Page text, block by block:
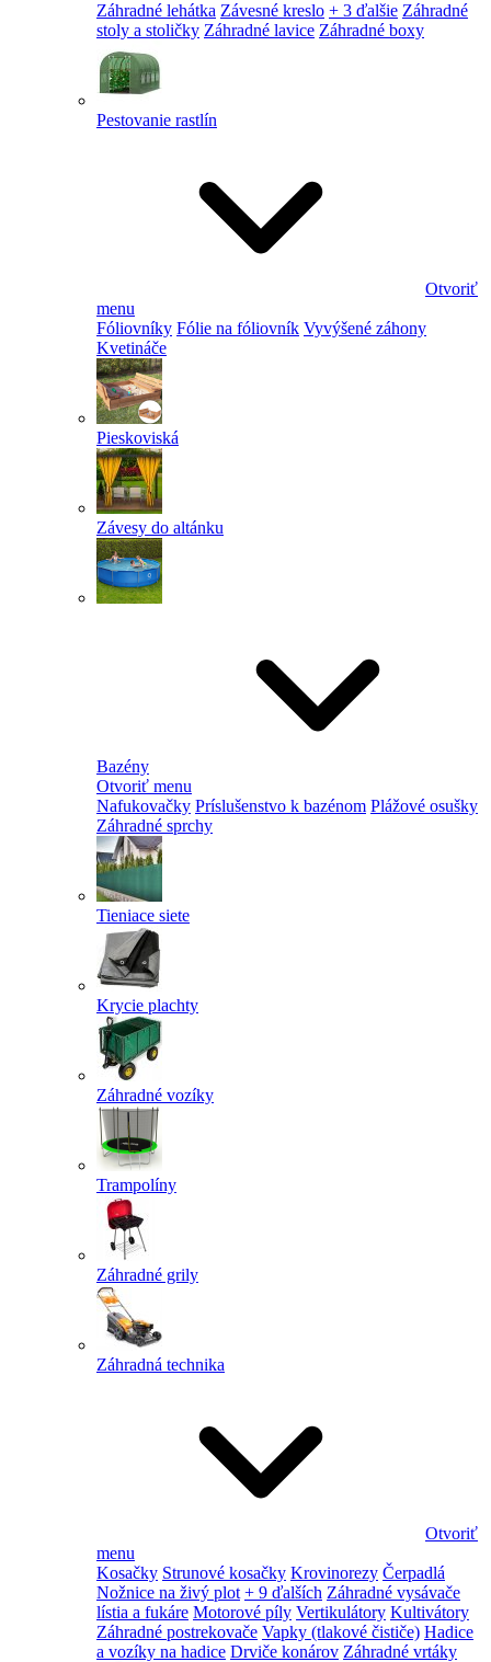
Záhradné lehátka Závesné kreslo + 3 ďalšie Záhradné
stoly a stoličky Záhradné lavice Záhradné boxy
Pestovanie rastlín
Otvoriť
menu
Fóliovníky Fólie na fóliovník Vyvýšené záhony
Kvetináče
Pieskoviská
Závesy do altánku
Bazény
Otvoriť menu
Nafukovačky Príslušenstvo k bazénom Plážové osušky
Záhradné sprchy
Tieniace siete
Krycie plachty
Záhradné vozíky
Trampolíny
Záhradné grily
Záhradná technika
Otvoriť
menu
Kosačky Strunové kosačky Krovinorezy Čerpadlá
Nožnice na živý plot + 9 ďalších Záhradné vysávače
lístia a fukáre Motorové píly Vertikulátory Kultivátory
Záhradné postrekovače Vapky (tlakové čističe) Hadice
a vozíky na hadice Drviče konárov Záhradné vrtáky